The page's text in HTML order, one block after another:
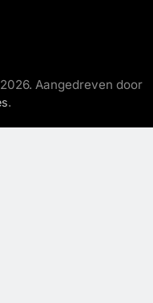
Aangedreven door
.